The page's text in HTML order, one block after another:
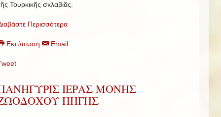
Τουρκικῆς σκλαβιᾶς.
Περισσότερα
Εκτύπωση Email
ΙΕΡΑΣ ΜΟΝΗΣ
ΠΗΓΗΣ